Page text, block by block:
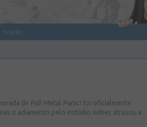
SOBRE
de Full Metal Panic! foi oficialmente
o adiamento pelo estúdio Xebec atrasou a